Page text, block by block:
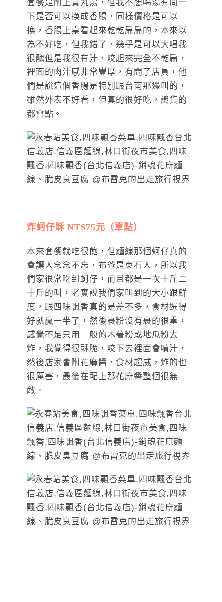
套餐是附上貢丸湯，但我不想喝湯有問一
下是否可以換成香腸，同樣價格是可以
換，香腸上桌看起來乾乾扁扁的，本來以
為不好吃，但我錯了，幾乎是可以大唱我
很醜但是我很有汁，咬起來完全不乾扁，
裡面的肉汁感非常豐厚，有問了店員，他
們是說這個香腸是特別跟台南那邊叫的，
雖然外表不好看，但真的很好吃，識貨的
都會點。
炸蚵仔酥 NT$75元（單點）
本來套餐就吃很飽，但麵線那個蚵仔真的
會讓人念念不忘，布爸是東石人，所以我
們家很常吃到蚵仔，而且都是一次十斤二
十斤的叫，老實說我們家叫到的大小跟鮮
度，跟四味飄香真的是差不多，食材選得
好就贏一半了，然後裹粉沒有裹的很重，
感覺不是只用一般的木薯粉或地瓜粉去
炸，我覺得很酥脆，咬下去裡面會噴汁，
然後店家會附花麻醬，食材超威，炸的也
很厲害，最後在配上那花麻醬整個很無
敵。